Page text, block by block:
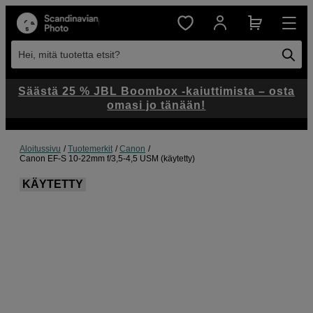
Hei, mitä tuotetta etsit?
Aloitussivu Tuotemerkit
Canon
Canon EF-S 10-22mm f/3,5-4,5 USM (käytetty)
KÄYTETTY
Säästä 25 % JBL Boombox -kaiuttimista – osta
omasi jo tänään!